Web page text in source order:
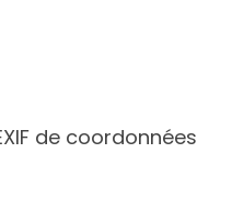
de coordonnées